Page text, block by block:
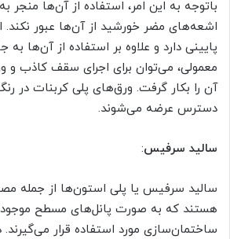
باتوجه به این امر، استفاده از آن‌ها
اشعه‌های مضر خورشید از آن‌ها عبور نکند.
پایینی دارد و علاوه بر استفاده از آن‌ها
معمولی، می‌توان برای اجرای سقف کاذب و
آن را بکار گرفت. ورق‌های پلی کربنات در
دسترس عرضه می‌شوند.
سالید سرفیس:
سالید سرفیس یا پلی استون‌ها از جمله
هستند که به صورت پانل‌های مسطح
ساختمان‌سازی مورد استفاده قرار